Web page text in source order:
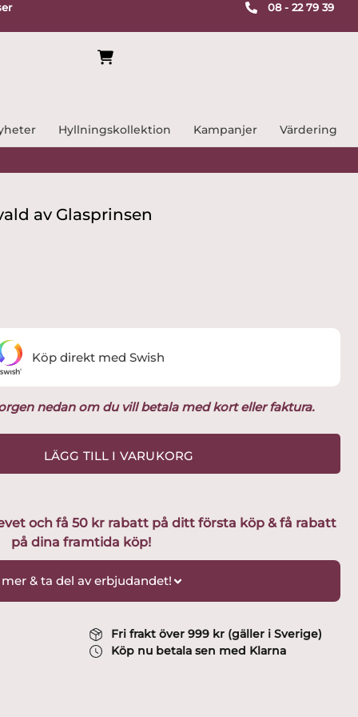
08 - 22 79 39
Hyllningskollektion Kampanjer Värdering
av Glasprinsen
nedan om du vill betala med kort eller faktura.
LÄGG TILL I VARUKORG
Köp direkt med Swish
och få 50 kr rabatt på ditt första köp & få rabatt
på dina framtida köp!
mer & ta del av erbjudandet!
Fri frakt över 999 kr (gäller i Sverige)
Köp nu betala sen med Klarna